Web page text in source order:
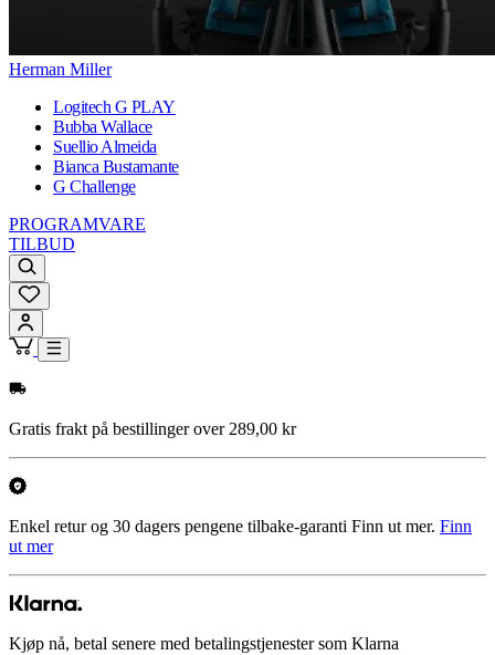
Herman Miller
Logitech G PLAY
Bubba Wallace
Suellio Almeida
Bianca Bustamante
G Challenge
PROGRAMVARE
TILBUD
Gratis frakt på bestillinger over 289,00 kr
Enkel retur og 30 dagers pengene tilbake-garanti Finn ut mer. Finn
ut mer
Kjøp nå, betal senere med betalingstjenester som Klarna